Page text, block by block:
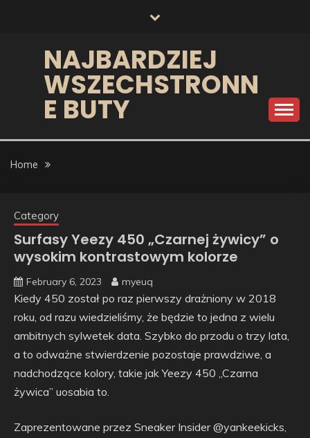
NAJBARDZIEJ
WSZECHSTRONN
E BUTY
Home
Category
Surfasy Yeezy 450 „Czarnej żywicy” o
wysokim kontrastowym kolorze
February 6, 2023 myeuq
Kiedy 450 został po raz pierwszy drażniony w 2018
roku, od razu wiedzieliśmy, że będzie to jedna z wielu
ambitnych sylwetek data. Szybko do przodu o trzy lata,
a to odważne stwierdzenie pozostaje prawdziwe, a
nadchodzące kolory, takie jak Yeezy 450 „Czarna
żywica” uosabia to.
Zaprezentowane przez Sneaker Insider @yankeekicks,